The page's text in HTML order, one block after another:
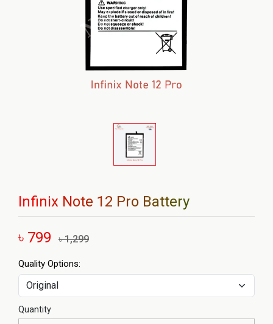
Infinix Note 12 Pro Battery
৳ 799 ৳ 1,299
Quality Options:
Quantity